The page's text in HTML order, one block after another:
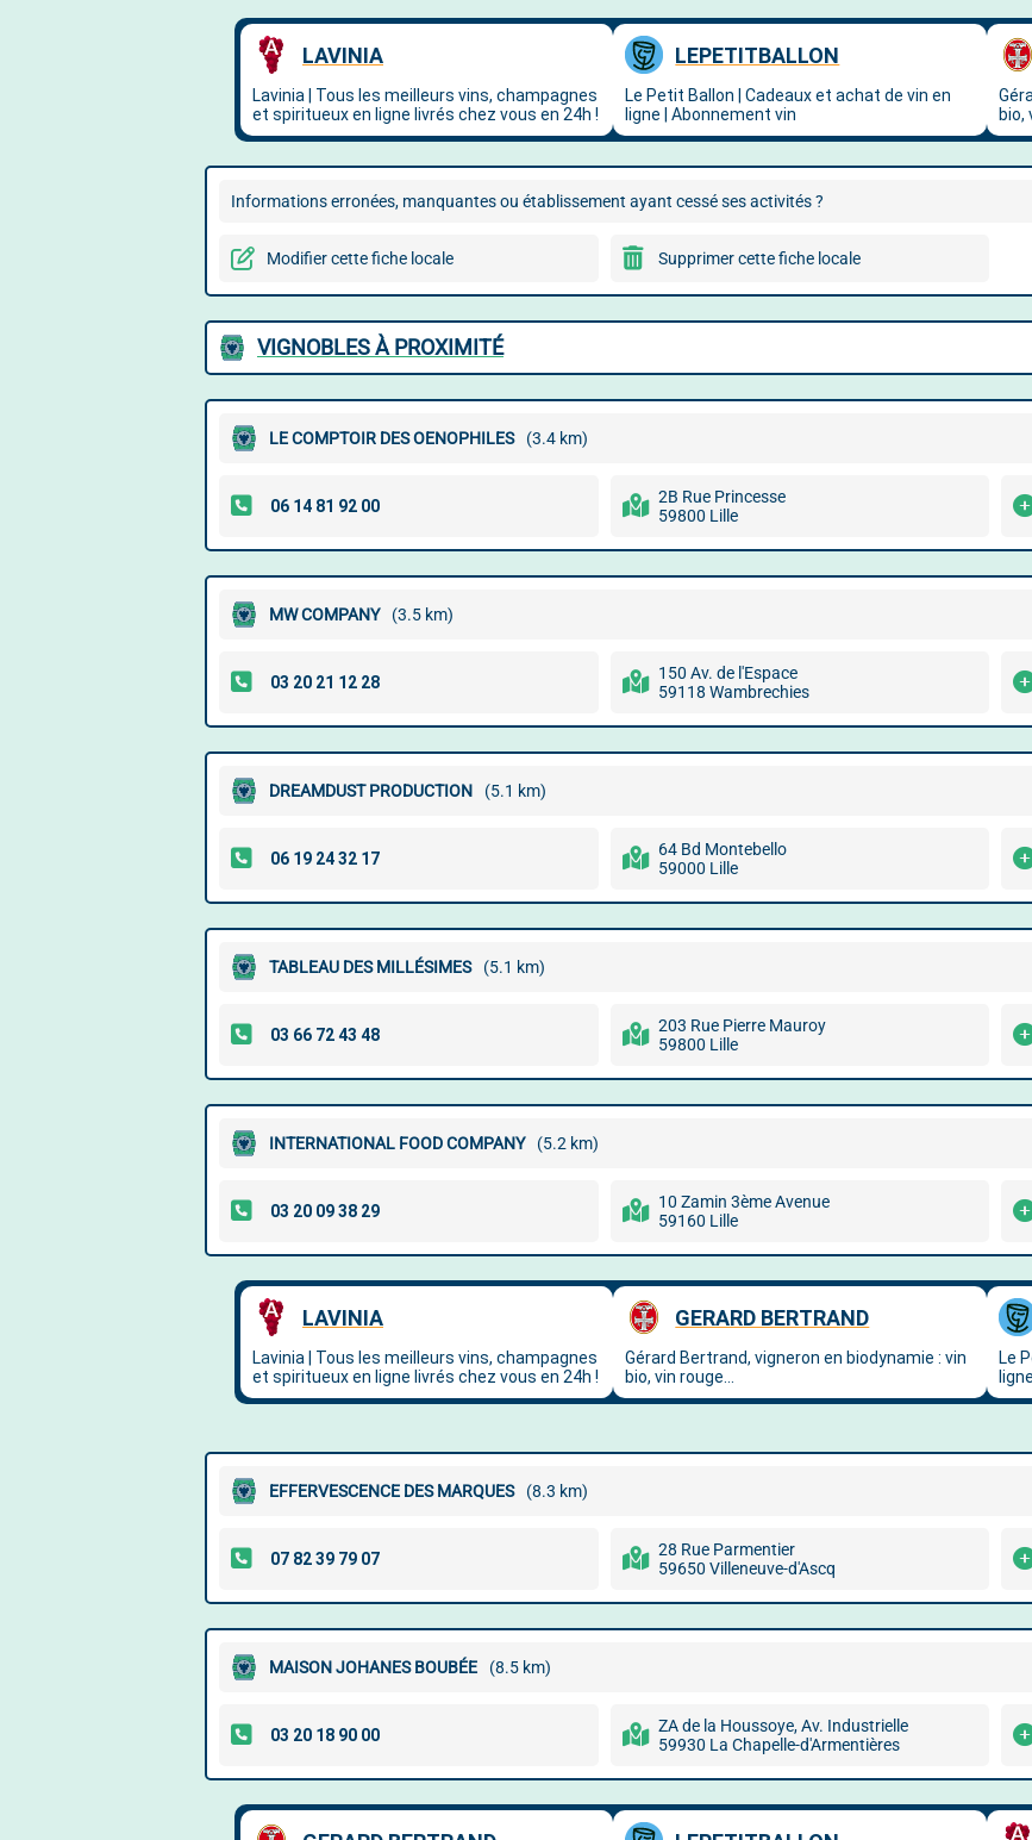
Informations erronées, manquantes ou établissement ayant cessé ses activités ?
Modifier cette fiche locale Supprimer cette fiche locale
VIGNOBLES À PROXIMITÉ
LE COMPTOIR DES OENOPHILES (3.4 km)
2B Rue Princesse
59800 Lille
MW COMPANY (3.5 km)
150 Av. de l'Espace
59118 Wambrechies
DREAMDUST PRODUCTION (5.1 km)
64 Bd Montebello
59000 Lille
TABLEAU DES MILLÉSIMES (5.1 km)
203 Rue Pierre Mauroy
59800 Lille
INTERNATIONAL FOOD COMPANY (5.2 km)
10 Zamin 3ème Avenue
59160 Lille
EFFERVESCENCE DES MARQUES (8.3 km)
28 Rue Parmentier
59650 Villeneuve-d'Ascq
MAISON JOHANES BOUBÉE (8.5 km)
ZA de la Houssoye, Av. Industrielle
59930 La Chapelle-d'Armentières